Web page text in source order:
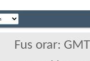
Fus orar: